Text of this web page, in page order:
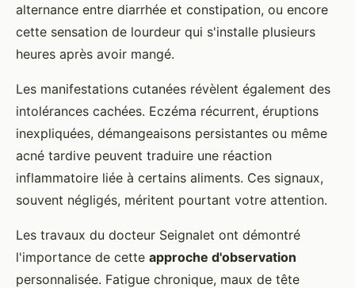
alternance entre diarrhée et constipation, ou encore
cette sensation de lourdeur qui s'installe plusieurs
heures après avoir mangé.
Les manifestations cutanées révèlent également des
intolérances cachées. Eczéma récurrent, éruptions
inexpliquées, démangeaisons persistantes ou même
acné tardive peuvent traduire une réaction
inflammatoire liée à certains aliments. Ces signaux,
souvent négligés, méritent pourtant votre attention.
Les travaux du docteur Seignalet ont démontré
l'importance de cette approche d'observation
personnalisée. Fatigue chronique, maux de tête